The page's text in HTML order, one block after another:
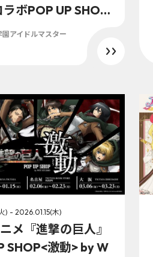
ラボPOP UP SHOP
』がSHIBUYA
IP書店、TSUTAY
園アイドルマスター
) - 2026.01.15(木)
ニメ『進撃の巨人』
SHOP<激動> by W